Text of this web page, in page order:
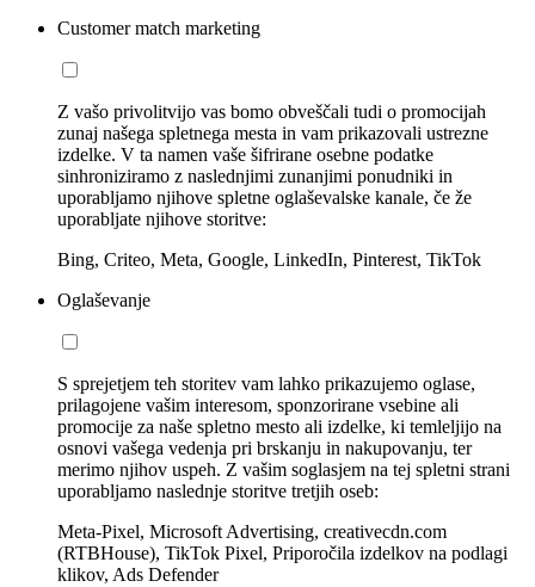
Customer match marketing
Z vašo privolitvijo vas bomo obveščali tudi o promocijah
zunaj našega spletnega mesta in vam prikazovali ustrezne
izdelke. V ta namen vaše šifrirane osebne podatke
sinhroniziramo z naslednjimi zunanjimi ponudniki in
uporabljamo njihove spletne oglaševalske kanale, če že
uporabljate njihove storitve:
Bing, Criteo, Meta, Google, LinkedIn, Pinterest, TikTok
Oglaševanje
S sprejetjem teh storitev vam lahko prikazujemo oglase,
prilagojene vašim interesom, sponzorirane vsebine ali
promocije za naše spletno mesto ali izdelke, ki temleljijo na
osnovi vašega vedenja pri brskanju in nakupovanju, ter
merimo njihov uspeh. Z vašim soglasjem na tej spletni strani
uporabljamo naslednje storitve tretjih oseb:
Meta-Pixel, Microsoft Advertising, creativecdn.com
(RTBHouse), TikTok Pixel, Priporočila izdelkov na podlagi
klikov, Ads Defender